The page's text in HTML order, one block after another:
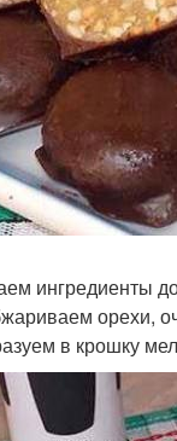
ингредиенты
в крошку